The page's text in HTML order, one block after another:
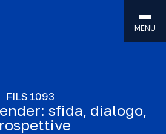
MENU
FILS 1093
sfida, dialogo,